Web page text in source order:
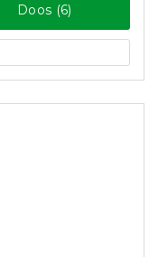
Doos (6)